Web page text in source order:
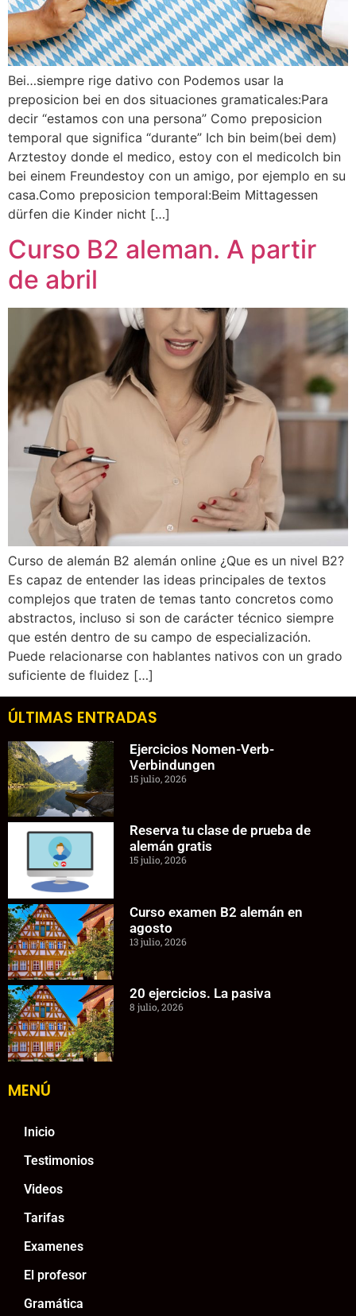
Bei…siempre rige dativo con Podemos usar la
preposicion bei en dos situaciones gramaticales:Para
decir “estamos con una persona” Como preposicion
temporal que significa “durante” Ich bin beim(bei dem)
Arztestoy donde el medico, estoy con el medicoIch bin
bei einem Freundestoy con un amigo, por ejemplo en su
casa.Como preposicion temporal:Beim Mittagessen
dürfen die Kinder nicht […]
Curso B2 aleman. A partir
de abril
Curso de alemán B2 alemán online ¿Que es un nivel B2?
Es capaz de entender las ideas principales de textos
complejos que traten de temas tanto concretos como
abstractos, incluso si son de carácter técnico siempre
que estén dentro de su campo de especialización.
Puede relacionarse con hablantes nativos con un grado
suficiente de fluidez […]
ÚLTIMAS ENTRADAS
Ejercicios Nomen-Verb-
Verbindungen
15 julio, 2026
Reserva tu clase de prueba de
alemán gratis
15 julio, 2026
Curso examen B2 alemán en
agosto
13 julio, 2026
20 ejercicios. La pasiva
8 julio, 2026
MENÚ
Inicio
Testimonios
Videos
Tarifas
Examenes
El profesor
Gramática